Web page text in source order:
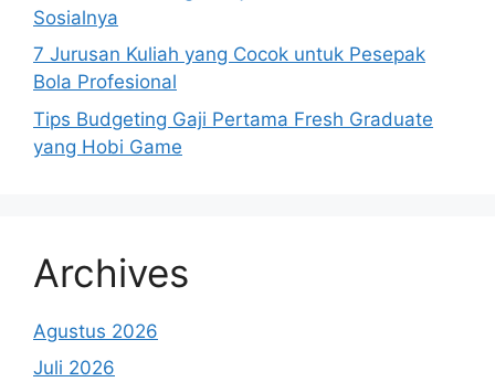
Sosialnya
7 Jurusan Kuliah yang Cocok untuk Pesepak
Bola Profesional
Tips Budgeting Gaji Pertama Fresh Graduate
yang Hobi Game
Archives
Agustus 2026
Juli 2026